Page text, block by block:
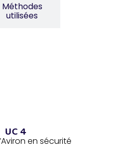
Méthodes
utilisées
UC 4
en sécurité